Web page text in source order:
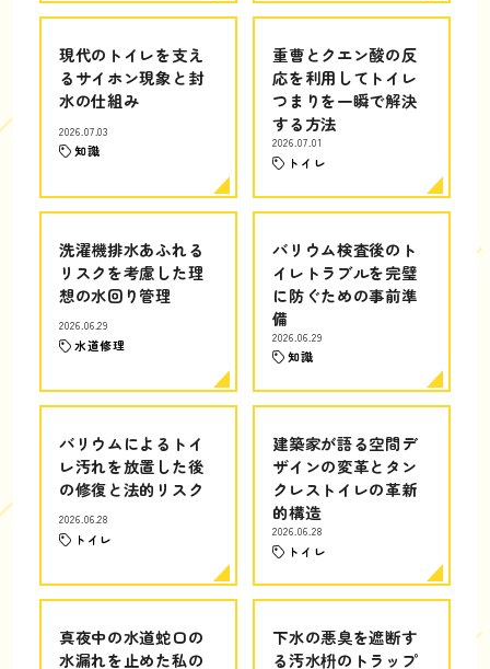
現代のトイレを支え
るサイホン現象と封
水の仕組み
2026.07.03
知識
重曹とクエン酸の反
応を利用してトイレ
つまりを一瞬で解決
する方法
2026.07.01
トイレ
洗濯機排水あふれる
リスクを考慮した理
想の水回り管理
2026.06.29
水道修理
バリウム検査後のト
イレトラブルを完璧
に防ぐための事前準
備
2026.06.29
知識
バリウムによるトイ
レ汚れを放置した後
の修復と法的リスク
2026.06.28
トイレ
建築家が語る空間デ
ザインの変革とタン
クレストイレの革新
的構造
2026.06.28
トイレ
真夜中の水道蛇口の
水漏れを止めた私の
下水の悪臭を遮断す
る汚水枡のトラップ